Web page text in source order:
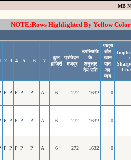
MB
NOTE:Rows Highlighted By Yellow
2 3 4 5 6 7
कुल
हाजिरी
प्रतिदन
मजदूर
उपस्थिति
के
अनुसार
देय राशि
यात्रा
और
खान
पान
का
व्यय
/
P P P P P A 6 272 1632 0
P P P P P A 6 272 1632 0
P P P P P A 6 272 1632 0